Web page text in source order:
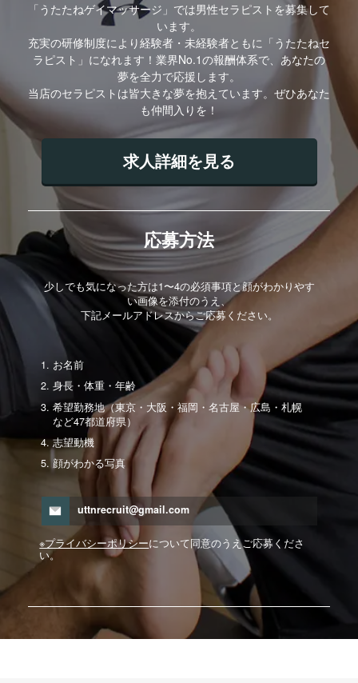
「うたたねゲイマッサージ」では男性セラピストを募集して
います。
充実の研修制度により経験者・未経験者ともに「うたたねセ
ラピスト」になれます！業界No.1の報酬体系で、あなたの
夢を全力で応援します。
当店のセラピストは皆大きな夢を抱えています。ぜひあなた
も仲間入りを！
求人詳細を見る
応募方法
少しでも気になった方は1〜4の必須事項と顔がわかりやす
い画像を添付のうえ、
下記メールアドレスからご応募ください。
お名前
身長・体重・年齢
希望勤務地（東京・大阪・福岡・名古屋・広島・札幌
など47都道府県）
志望動機
顔がわかる写真
uttnrecruit@gmail.com
※プライバシーポリシーについて同意のうえご応募くださ
い。